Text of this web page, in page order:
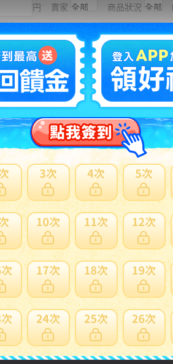
円 賣家 商品狀況
結標時間最近 圖片
賣家寄錯全額處理